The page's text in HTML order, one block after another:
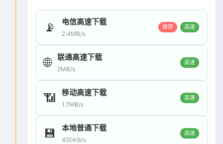
📡 电信高速下载
2.4MB/s
推荐 高速
🌐 联通高速下载
2MB/s
高速
📶 移动高速下载
1.7MB/s
高速
💾 本地普通下载
450KB/s
高速